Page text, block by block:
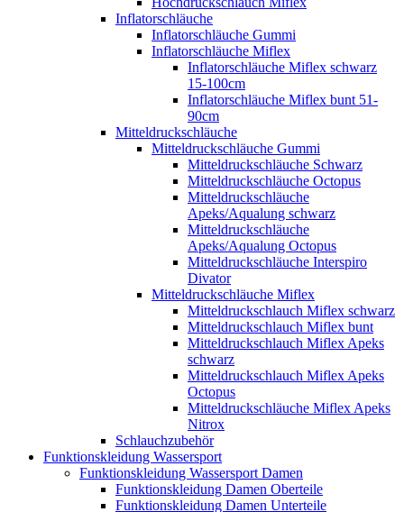
Inflatorschläuche
Inflatorschläuche Gummi
Inflatorschläuche Miflex
Inflatorschläuche Miflex schwarz
15-100cm
Inflatorschläuche Miflex bunt 51-
90cm
Mitteldruckschläuche
Mitteldruckschläuche Gummi
Mitteldruckschläuche Schwarz
Mitteldruckschläuche Octopus
Mitteldruckschläuche
Apeks/Aqualung schwarz
Mitteldruckschläuche
Apeks/Aqualung Octopus
Mitteldruckschläuche Interspiro
Divator
Mitteldruckschläuche Miflex
Mitteldruckschlauch Miflex schwarz
Mitteldruckschlauch Miflex bunt
Mitteldruckschlauch Miflex Apeks
schwarz
Mitteldruckschlauch Miflex Apeks
Octopus
Mitteldruckschläuche Miflex Apeks
Nitrox
Schlauchzubehör
Funktionskleidung Wassersport
Funktionskleidung Wassersport Damen
Funktionskleidung Damen Oberteile
Funktionskleidung Damen Unterteile